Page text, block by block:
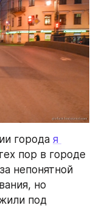
города я
пор в городе
непонятной
но
под